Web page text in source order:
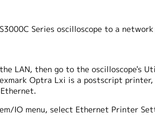
Series oscilloscope to a
LAN, then go to the oscilloscope's
Optra Lxi is a postscript
IO menu, select Ethernet Printer